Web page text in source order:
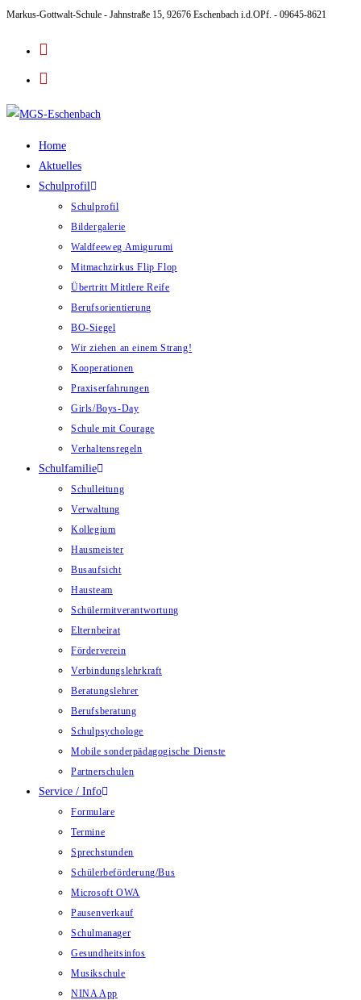
Zum
springen
Markus-Gottwalt-Schule - Jahnstraße 15, 92676 Eschenbach i.d.OPf. - 09645-8621
Home
Aktuelles
Schulprofil
Schulprofil
Bildergalerie
Waldfeeweg Amigurumi
Mitmachzirkus Flip Flop
Übertritt Mittlere Reife
Berufsorientierung
BO-Siegel
Wir ziehen an einem Strang!
Kooperationen
Praxiserfahrungen
Girls/Boys-Day
Schule mit Courage
Verhaltensregeln
Schulfamilie
Schulleitung
Verwaltung
Kollegium
Hausmeister
Busaufsicht
Hausteam
Schülermitverantwortung
Elternbeirat
Förderverein
Verbindungslehrkraft
Beratungslehrer
Berufsberatung
Schulpsychologe
Mobile sonderpädagogische Dienste
Partnerschulen
Service / Info
Formulare
Termine
Sprechstunden
Schülerbeförderung/Bus
Microsoft OWA
Pausenverkauf
Schulmanager
Gesundheitsinfos
Musikschule
NINA App